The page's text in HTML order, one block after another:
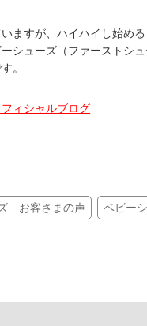
ますが、ハイハイし始め
シューズ（ファーストシュ
。
ィシャルブログ
お客さまの声 ベビー